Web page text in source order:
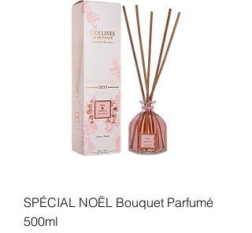
SPÉCIAL NOËL Bouquet Parfumé
500ml